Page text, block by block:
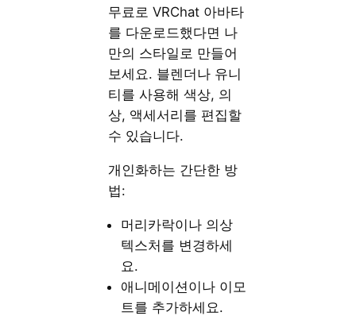
무료로 VRChat 아바타
를 다운로드했다면 나
만의 스타일로 만들어
보세요. 블렌더나 유니
티를 사용해 색상, 의
상, 액세서리를 편집할
수 있습니다.
개인화하는 간단한 방
법:
머리카락이나 의상
텍스처를 변경하세
요.
애니메이션이나 이모
트를 추가하세요.